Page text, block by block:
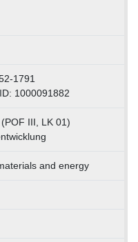
1791
1000091882
III, LK 01)
and energy